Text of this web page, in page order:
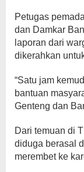
Petugas
dan Damkar
laporan dari
dikerahkan
“Satu jam
bantuan
Genteng dan
Dari temuan di
diduga berasal
merembet ke